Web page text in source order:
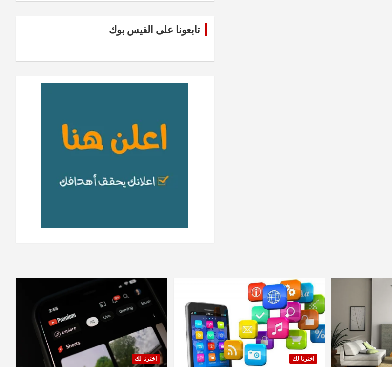
تابعونا على الفيس بوك
اخترنا لك اخترنا لك